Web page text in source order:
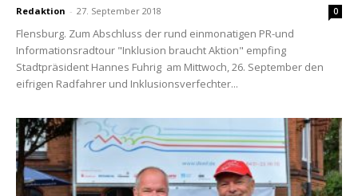
Redaktion - 27. September 2018 0
Flensburg. Zum Abschluss der rund einmonatigen PR-und
Informationsradtour "Inklusion braucht Aktion" empfing
Stadtpräsident Hannes Fuhrig am Mittwoch, 26. September den
eifrigen Radfahrer und Inklusionsverfechter...